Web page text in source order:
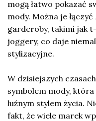
mogą łatwo pokazać
mody. Można je
garderoby, takimi jak
joggery, co daje
stylizacyjne.
W dzisiejszych
symbolem mody, która
luźnym stylem życia.
fakt, że wiele marek